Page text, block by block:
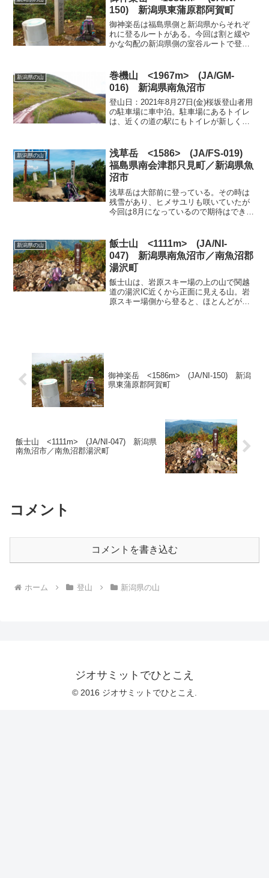
に高度を稼ぐ。松出山...
150) 新潟県東蒲原郡阿賀町
御神楽岳は福島県側と新潟県からそれぞ
れに登るルートがある。今回は割と緩や
かな勾配の新潟県側の室谷ルートで登る
るようだ。林道はおよそ40分は歩くこと
になるようだ。 前泊し...
新潟県の山
巻機山 <1967m> (JA/GM-
016) 新潟県南魚沼市
登山日：2021年8月27日(金)桜坂登山者用
の駐車場に車中泊。駐車場にあるトイレ
は、近くの道の駅にもトイレが新しくな
夜間は自動照明でした。 木曜日の夕方7
時ごろに到着す...
新潟県の山
浅草岳 <1586> (JA/FS-019)
福島県南会津郡只見町／新潟県魚
沼市
浅草岳は大部前に登っている。その時は
残雪があり、ヒメサユリも咲いていたが
今回は8月になっているので期待はできな
っている。ネズモチ平の駐車場に5時40分
ごろに到着すると1...
新潟県の山
飯士山 <1111m> (JA/NI-
047) 新潟県南魚沼市／南魚沼郡
湯沢町
飯士山は、岩原スキー場の上の山で関越
道の湯沢IC近くから正面に見える山。岩
原スキー場側から登ると、ほとんどがス
御神楽岳 <1586m> (JA/NI-150) 新潟
県東蒲原郡阿賀町
飯士山 <1111m> (JA/NI-047) 新潟県
南魚沼市／南魚沼郡湯沢町
コメント
コメントを書き込む
ホーム 登山 新潟県の山
ジオサミットでひとこえ
© 2016 ジオサミットでひとこえ.